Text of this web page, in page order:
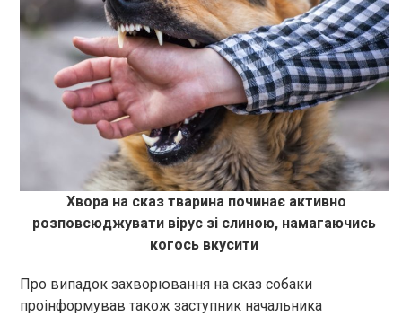
Хвора на сказ тварина починає активно
розповсюджувати вірус зі слиною, намагаючись
когось вкусити
Про випадок захворювання на сказ собаки
проінформував також заступник начальника